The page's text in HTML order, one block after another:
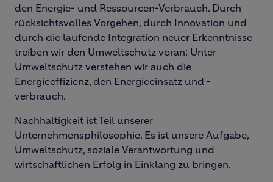
den Energie- und Ressourcen-Verbrauch. Durch
rücksichtsvolles Vorgehen, durch Innovation und
durch die laufende Integration neuer Erkenntnisse
treiben wir den Umweltschutz voran: Unter
Umweltschutz verstehen wir auch die
Energieeffizienz, den Energieeinsatz und -
verbrauch.
Nachhaltigkeit ist Teil unserer
Unternehmensphilosophie. Es ist unsere Aufgabe,
Umweltschutz, soziale Verantwortung und
wirtschaftlichen Erfolg in Einklang zu bringen.